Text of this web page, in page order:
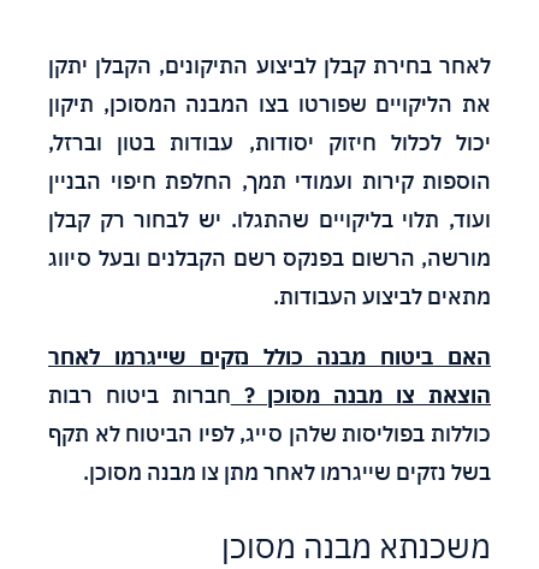
לאחר בחירת קבלן לביצוע התיקונים, הקבלן יתקן
את הליקויים שפורטו בצו המבנה המסוכן, תיקון
יכול לכלול חיזוק יסודות, עבודות בטון וברזל,
הוספות קירות ועמודי תמך, החלפת חיפוי הבניין
ועוד, תלוי בליקויים שהתגלו. יש לבחור רק קבלן
מורשה, הרשום בפנקס רשם הקבלנים ובעל סיווג
מתאים לביצוע העבודות.
האם ביטוח מבנה כולל נזקים שייגרמו לאחר
הוצאת צו מבנה מסוכן ? חברות ביטוח רבות
כוללות בפוליסות שלהן סייג, לפיו הביטוח לא תקף
בשל נזקים שייגרמו לאחר מתן צו מבנה מסוכן.
משכנתא מבנה מסוכן